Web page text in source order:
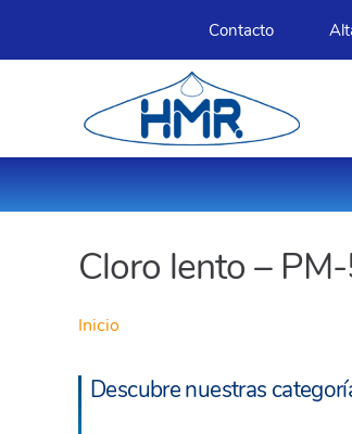
Contacto
Cloro lento –
Inicio
Descubre nuestras